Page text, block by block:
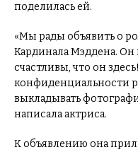
поделилась ей.
«Мы рады объявить о
Кардинала Мэддена.
счастливы, что он
конфиденциальности
выкладывать
написала актриса.
К объявлению она